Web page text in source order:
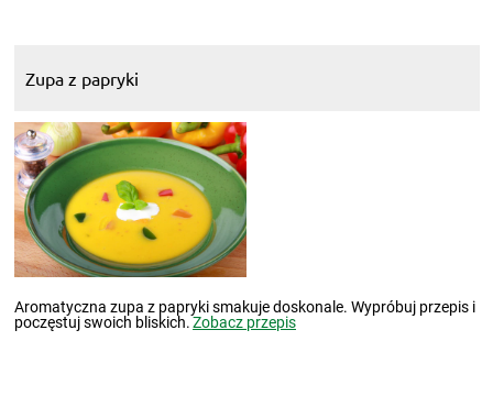
Zupa z papryki
Aromatyczna zupa z papryki smakuje doskonale. Wypróbuj przepis i
poczęstuj swoich bliskich.Zobacz przepis